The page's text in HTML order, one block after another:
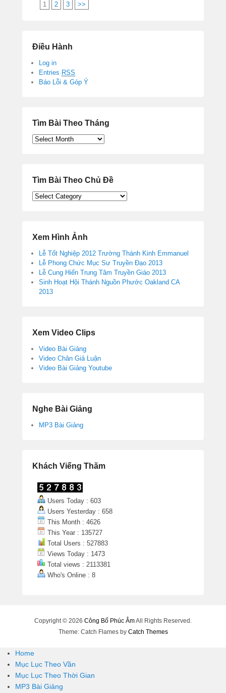
1
2 3 >>
Điều Hành
Log in
Entries RSS
Báo Lỗi & Góp Ý
Tìm Bài Theo Tháng
Tìm
Tìm Bài Theo Chủ Đề
Tìm
Đề
Xem Hình Ảnh
Lễ Tốt Nghiệp 2012 Trường Thánh Kinh Emmanuel
Lễ Phong Chức Mục Sư Truyền Đạo 2013
Lễ Cung Hiến Trung Tâm Truyền Giáo 2013
Sinh Hoạt Hội Thánh Nguồn Phước Oakland CA
2013
Xem Video Clips
Video Bài Giảng
Video Chân Giả Luận
Video Bài Giảng Youtube
Nghe Bài Giảng
MP3 Bài Giảng
Khách Viếng Thăm
Users Today : 603
Users Yesterday : 658
This Month : 4626
This Year : 135727
Total Users : 527883
Views Today : 1473
Total views : 2113381
Who's Online : 8
Copyright © 2026 Công Bố Phúc ÂmAll Rights Reserved.
Theme: Catch Flames by Catch Themes
Home
Mục Lục Theo Vần
Mục Lục Theo Thời Gian
MP3 Bài Giảng